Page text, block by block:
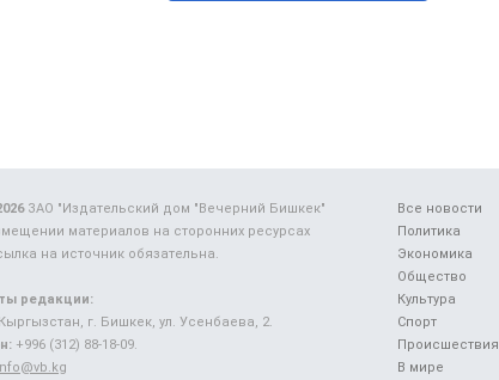
Все новости
Политика
Экономика
Общество
Культура
Спорт
Происшествия
В мире
ЗАО "Издательский дом "Вечерний Бишкек"
материалов на сторонних ресурсах
на источник обязательна.
редакции:
Кыргызстан, г. Бишкек, ул. Усенбаева, 2.
+996 (312) 88-18-09.